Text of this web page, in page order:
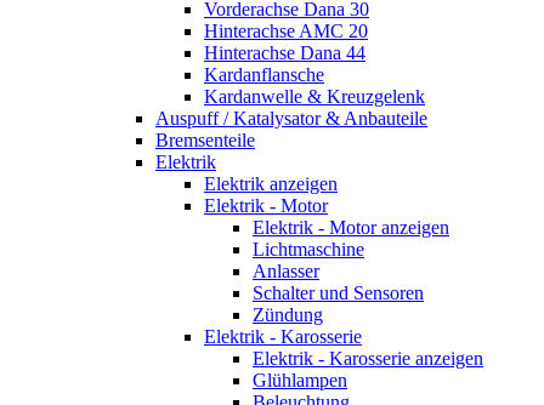
Vorderachse Dana 30
Hinterachse AMC 20
Hinterachse Dana 44
Kardanflansche
Kardanwelle & Kreuzgelenk
Auspuff / Katalysator & Anbauteile
Bremsenteile
Elektrik
Elektrik anzeigen
Elektrik - Motor
Elektrik - Motor anzeigen
Lichtmaschine
Anlasser
Schalter und Sensoren
Zündung
Elektrik - Karosserie
Elektrik - Karosserie anzeigen
Glühlampen